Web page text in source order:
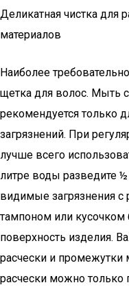
Деликатная чистка для
материалов
Наиболее
щетка для волос. Мыть
рекомендуется только
загрязнений. При
лучше всего
литре воды разведите ½
видимые загрязнения с
тампоном или кусочком
поверхность изделия.
расчески и
расчески можно только